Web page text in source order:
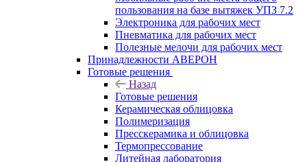
пользования на базе вытяжек УПЗ 7.2
Электроника для рабочих мест
Пневматика для рабочих мест
Полезные мелочи для рабочих мест
Принадлежности АВЕРОН
Готовые решения
Назад
Готовые решения
Керамическая облицовка
Полимеризация
Пресскерамика и облицовка
Термопрессование
Литейная лаборатория